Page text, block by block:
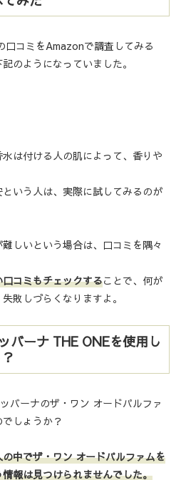
口コミをAmazonで調査してみる
のようになっていました。
は付ける人の肌によって、香りや
いう人は、実際に試してみるのが
しいという場合は、口コミを隅々
コミもチェックすることで、何が
敗しづらくなりますよ。
バーナ THE ONEを使用し
バーナのザ・ワン オードパルファ
しょうか？
中でザ・ワン オードパルファムを
報は見つけられませんでした。